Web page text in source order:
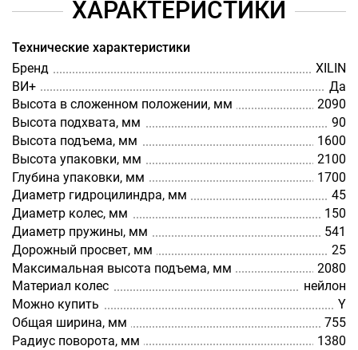
ХАРАКТЕРИСТИКИ
Технические характеристики
Бренд
XILIN
ВИ+
Да
Высота в сложенном положении, мм
2090
Высота подхвата, мм
90
Высота подъема, мм
1600
Высота упаковки, мм
2100
Глубина упаковки, мм
1700
Диаметр гидроцилиндра, мм
45
Диаметр колес, мм
150
Диаметр пружины, мм
541
Дорожный просвет, мм
25
Максимальная высота подъема, мм
2080
Материал колес
нейлон
Можно купить
Y
Общая ширина, мм
755
Радиус поворота, мм
1380